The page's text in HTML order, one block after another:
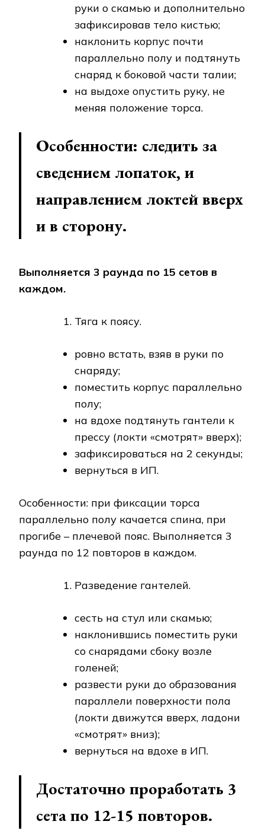
руки о скамью и дополнительно
зафиксировав тело кистью;
наклонить корпус почти
параллельно полу и подтянуть
снаряд к боковой части талии;
на выдохе опустить руку, не
меняя положение торса.
Особенности: следить за
сведением лопаток, и
направлением локтей вверх
и в сторону.
Выполняется 3 раунда по 15 сетов в
каждом.
Тяга к поясу.
ровно встать, взяв в руки по
снаряду;
поместить корпус параллельно
полу;
на вдохе подтянуть гантели к
прессу (локти «смотрят» вверх);
зафиксироваться на 2 секунды;
вернуться в ИП.
Особенности: при фиксации торса
параллельно полу качается спина, при
прогибе – плечевой пояс. Выполняется 3
раунда по 12 повторов в каждом.
Разведение гантелей.
сесть на стул или скамью;
наклонившись поместить руки
со снарядами сбоку возле
голеней;
развести руки до образования
параллели поверхности пола
(локти движутся вверх, ладони
«смотрят» вниз);
вернуться на вдохе в ИП.
Достаточно проработать 3
сета по 12-15 повторов.